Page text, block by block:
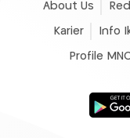
About Us
Karier Info
Profile